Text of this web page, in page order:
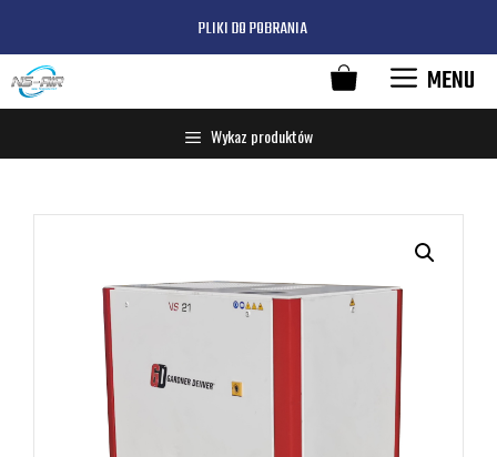
PLIKI DO POBRANIA
MENU
Wykaz produktów